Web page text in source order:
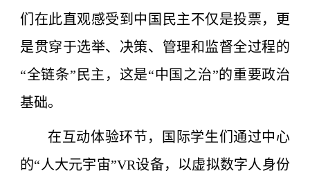
们在此直观感受到中国民主不仅是投票，更
是贯穿于选举、决策、管理和监督全过程的
“全链条”民主，这是“中国之治”的重要政治
基础。
在互动体验环节，国际学生们通过中心
的“人大元宇宙”VR设备，以虚拟数字人身份